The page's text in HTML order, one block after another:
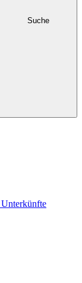
Suche
Unterkünfte